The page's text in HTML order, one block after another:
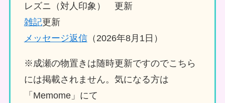
レズニ（対人印象） 更新
雑記更新
メッセージ返信（2026年8月1日）
※成瀬の物置きは随時更新ですのでこちら
には掲載されません。気になる方は
「Memome」にて